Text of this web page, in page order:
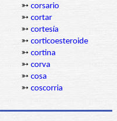
➳ corsario
➳ cortar
➳ cortesía
➳ corticoesteroide
➳ cortina
➳ corva
➳ cosa
➳ coscorria